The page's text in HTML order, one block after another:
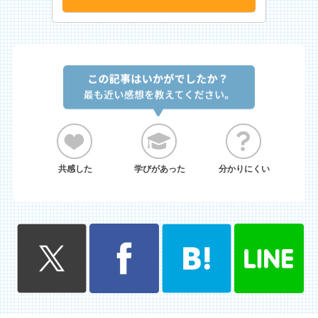
共感した 学びがあった 分かりにくい